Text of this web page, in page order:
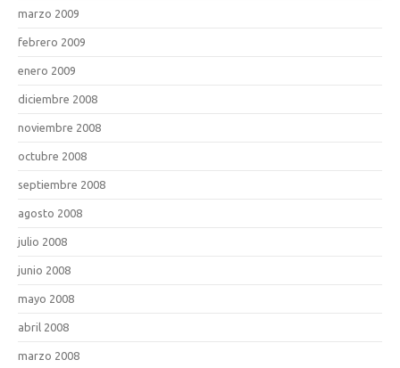
marzo 2009
febrero 2009
enero 2009
diciembre 2008
noviembre 2008
octubre 2008
septiembre 2008
agosto 2008
julio 2008
junio 2008
mayo 2008
abril 2008
marzo 2008